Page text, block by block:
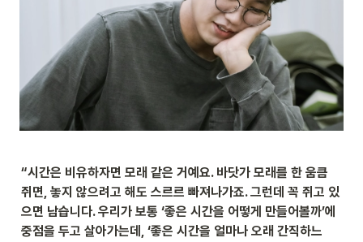
“시간은 비유하자면 모래 같은 거예요. 바닷가 모래를 한 움큼
쥐면, 놓지 않으려고 해도 스르르 빠져나가죠. 그런데 꼭 쥐고 있
으면 남습니다. 우리가 보통 ‘좋은 시간을 어떻게 만들어볼까’에
중점을 두고 살아가는데, ‘좋은 시간을 얼마나 오래 간직하느